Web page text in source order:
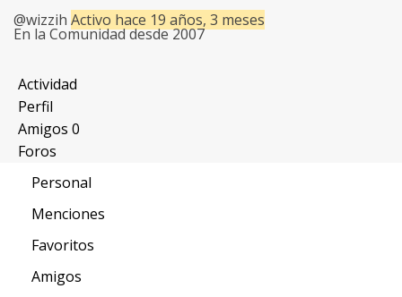
Contacto
Entrar
Crear Cuenta
@wizzih Activo hace 19 años, 3 meses
En la Comunidad desde 2007
Actividad
Perfil
Amigos 0
Foros
Personal
Menciones
Favoritos
Amigos